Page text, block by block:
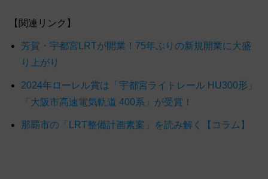
【関連リンク】
芳賀・宇都宮LRTが開業！75年ぶりの新規開業に大盛
り上がり
2024年ローレル賞は「宇都宮ライトレール HU300形」
「大阪市高速電気軌道 400系」が受賞！
那覇市の「LRT整備計画素案」を読み解く【コラム】